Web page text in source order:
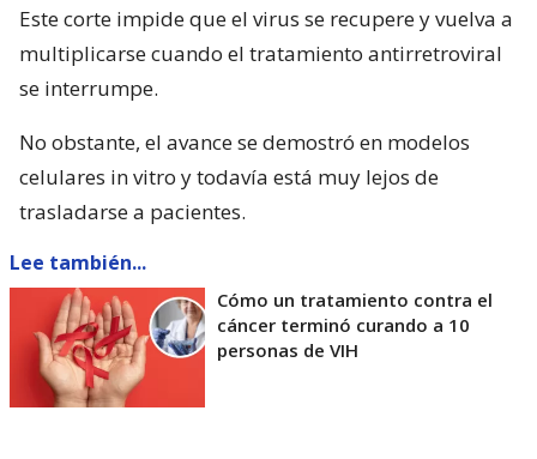
Este corte impide que el virus se recupere y vuelva a
multiplicarse cuando el tratamiento antirretroviral
se interrumpe.
No obstante, el avance se demostró en modelos
celulares in vitro y todavía está muy lejos de
trasladarse a pacientes.
Lee también...
Cómo un tratamiento contra el
cáncer terminó curando a 10
personas de VIH